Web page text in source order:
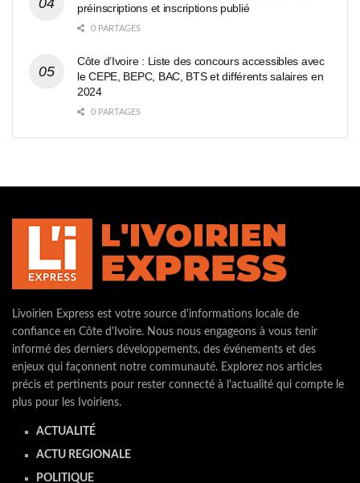
préinscriptions et inscriptions publié
0 PARTAGES
Côte d’Ivoire : Liste des concours accessibles avec
le CEPE, BEPC, BAC, BTS et différents salaires en
2024
0 PARTAGES
Livoirien Express est votre source d'informations locale de
confiance en Côte d'Ivoire. Nous nous engageons à vous tenir
informé des derniers développements, des événements et des
enjeux qui façonnent notre communauté. Explorez nos articles
précis et pertinents pour rester connecté à l'actualité qui compte le
plus pour les Ivoiriens.
ACTUALITÉ
ACTU REGIONALE
POLITIQUE